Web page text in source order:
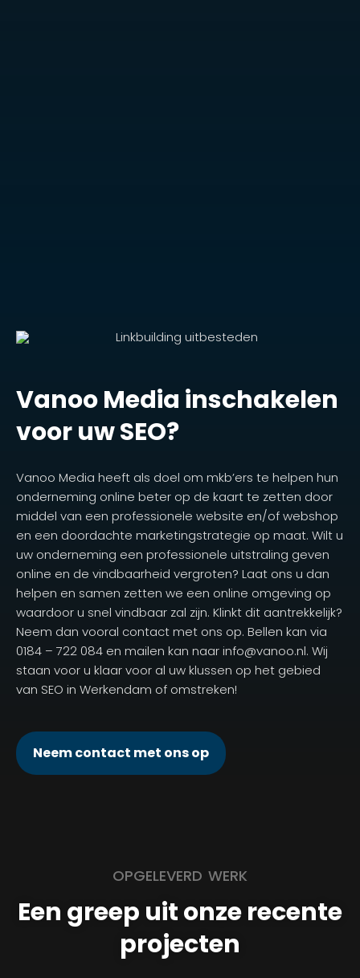
Vanoo Media inschakelen
voor uw SEO?
Vanoo Media heeft als doel om mkb’ers te helpen hun
onderneming online beter op de kaart te zetten door
middel van een professionele website en/of webshop
en een doordachte marketingstrategie op maat. Wilt u
uw onderneming een professionele uitstraling geven
online en de vindbaarheid vergroten? Laat ons u dan
helpen en samen zetten we een online omgeving op
waardoor u snel vindbaar zal zijn. Klinkt dit aantrekkelijk?
Neem dan vooral contact met ons op. Bellen kan via
0184 – 722 084 en mailen kan naar info@vanoo.nl. Wij
staan voor u klaar voor al uw klussen op het gebied
van SEO in Werkendam of omstreken!
Neem contact met ons op
OPGELEVERD WERK
Een greep uit onze recente
projecten